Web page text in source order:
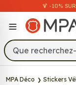
🍹 -10%
MPA Déco Stickers